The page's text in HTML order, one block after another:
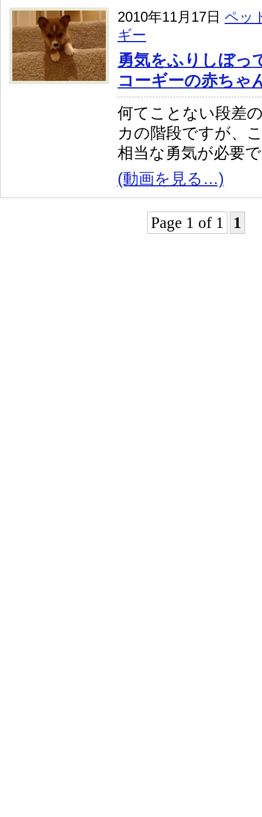
2010年11月17日 ペッ
ギー
勇気をふりしぼっ
コーギーの赤ちゃ
何てことない段差
カの階段ですが、
相当な勇気が必要
(動画を見る…)
Page 1 of 1 1